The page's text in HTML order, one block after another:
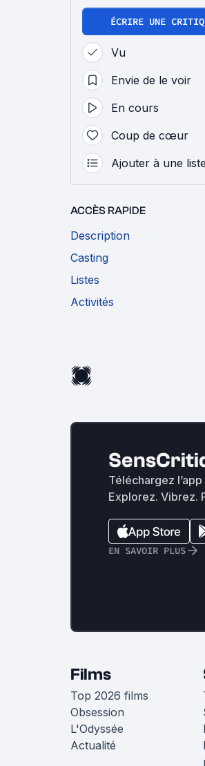
ÉCRIRE UNE
Vu
Envie de le voir
En cours
Coup de cœur
Ajouter à une liste
ACCÈS RAPIDE
Description
Casting
Listes
Activités
Téléchargez
Explorez. Vibrez.
EN SAVOIR PLUS
Films
Top 2026 films
Obsession
L'Odyssée
Actualité